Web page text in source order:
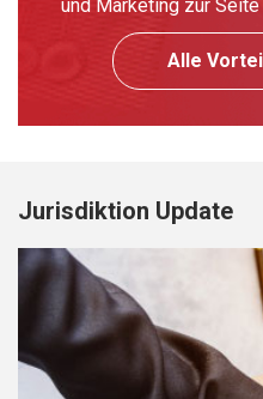
und Marketing zur Seite
Alle
Jurisdiktion Update